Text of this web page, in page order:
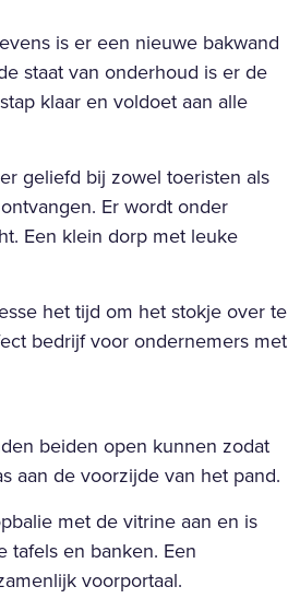
is er een nieuwe bakwand
staat van onderhoud is er de
klaar en voldoet aan alle
geliefd bij zowel toeristen als
Er wordt onder
Een klein dorp met leuke
het tijd om het stokje over te
bedrijf voor ondernemers met
beiden open kunnen zodat
aan de voorzijde van het pand.
met de vitrine aan en is
en banken. Een
voorportaal.